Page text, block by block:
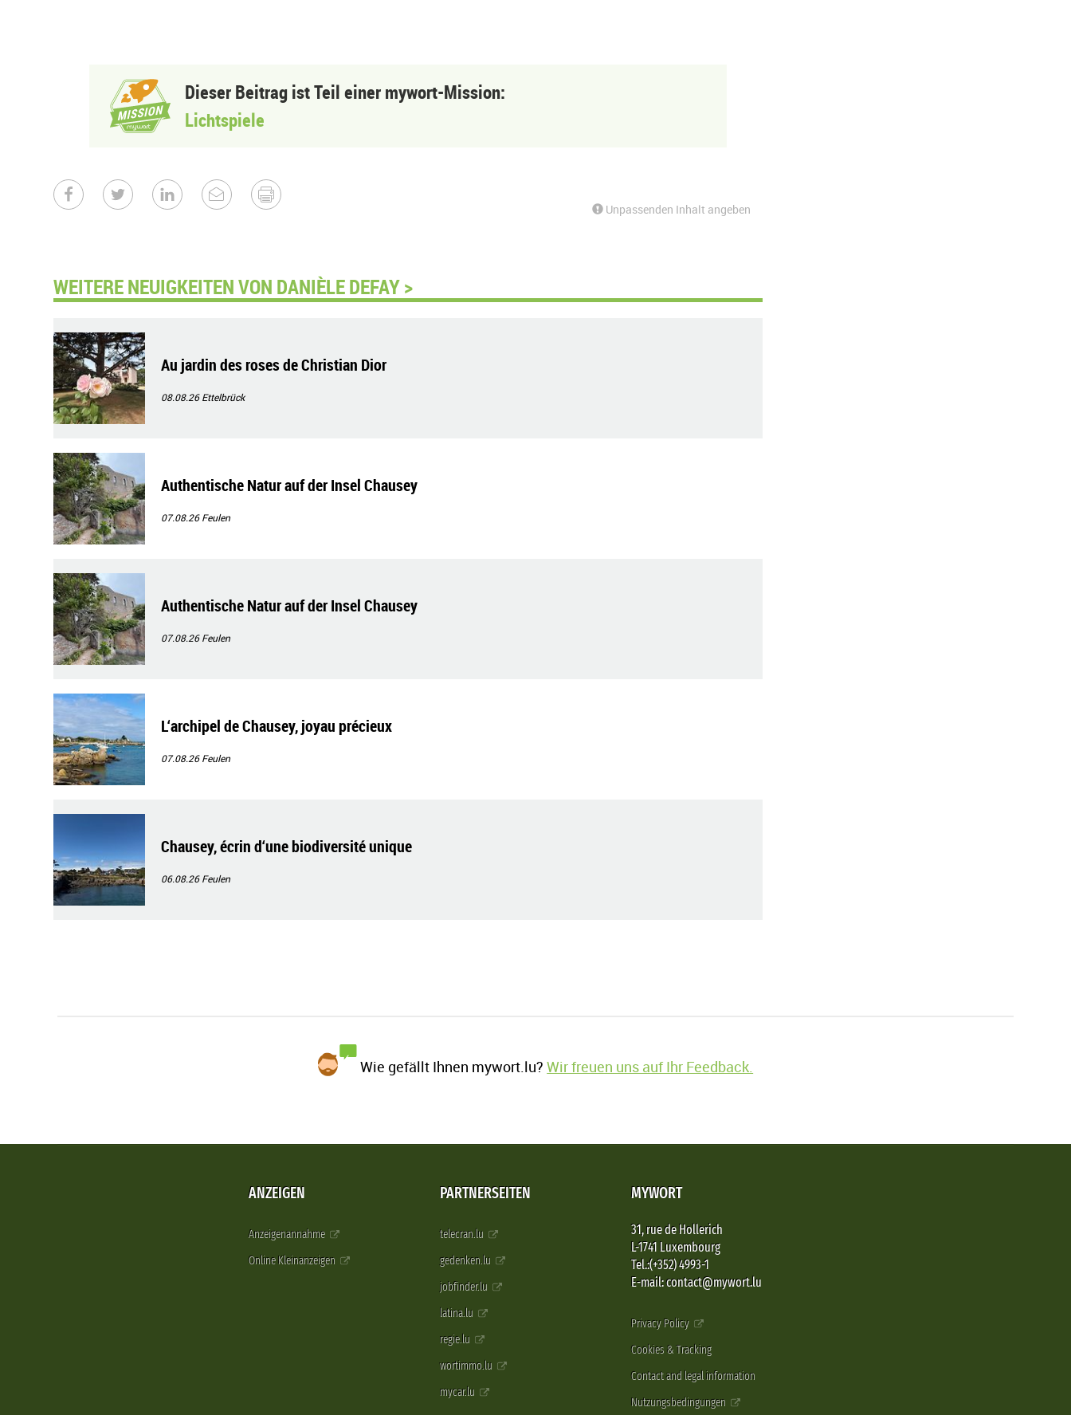
Dieser Beitrag ist Teil einer mywort-Mission:
Lichtspiele
Unpassenden Inhalt angeben
WEITERE NEUIGKEITEN VON DANIÈLE DEFAY >
Au jardin des roses de Christian Dior
08.08.26Ettelbrück
Authentische Natur auf der Insel Chausey
07.08.26Feulen
Authentische Natur auf der Insel Chausey
07.08.26Feulen
L‘archipel de Chausey, joyau précieux
07.08.26Feulen
Chausey, écrin d‘une biodiversité unique
06.08.26Feulen
Wie gefällt Ihnen mywort.lu?Wir freuen uns auf Ihr Feedback.
ANZEIGEN
Anzeigenannahme
Online Kleinanzeigen
PARTNERSEITEN
telecran.lu
gedenken.lu
jobfinder.lu
latina.lu
regie.lu
wortimmo.lu
mycar.lu
MYWORT
31, rue de Hollerich
L-1741 Luxembourg
Tel.:(+352) 4993-1
E-mail: contact@mywort.lu
Privacy Policy
Cookies & Tracking
Contact and legal information
Nutzungsbedingungen